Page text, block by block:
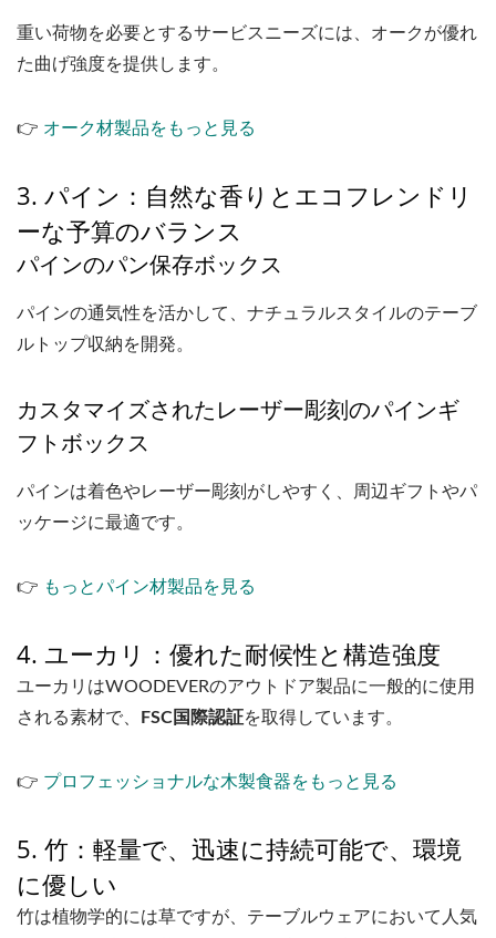
重い荷物を必要とするサービスニーズには、オークが優れ
た曲げ強度を提供します。
👉 オーク材製品をもっと見る
3. パイン：自然な香りとエコフレンドリ
ーな予算のバランス
パインのパン保存ボックス
パインの通気性を活かして、ナチュラルスタイルのテーブ
ルトップ収納を開発。
カスタマイズされたレーザー彫刻のパインギ
フトボックス
パインは着色やレーザー彫刻がしやすく、周辺ギフトやパ
ッケージに最適です。
👉 もっとパイン材製品を見る
4. ユーカリ：優れた耐候性と構造強度
ユーカリはWOODEVERのアウトドア製品に一般的に使用
される素材で、
FSC国際認証を取得しています。
👉 プロフェッショナルな木製食器をもっと見る
5. 竹：軽量で、迅速に持続可能で、環境
に優しい
竹は植物学的には草ですが、テーブルウェアにおいて人気